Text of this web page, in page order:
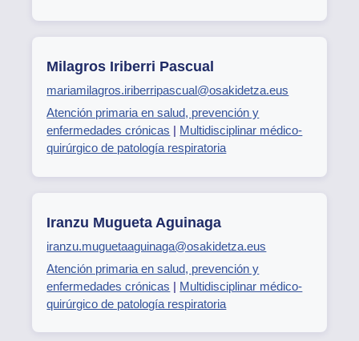
Milagros Iriberri Pascual
mariamilagros.iriberripascual@osakidetza.eus
Atención primaria en salud, prevención y
enfermedades crónicas | Multidisciplinar médico-
quirúrgico de patología respiratoria
Iranzu Mugueta Aguinaga
iranzu.muguetaaguinaga@osakidetza.eus
Atención primaria en salud, prevención y
enfermedades crónicas | Multidisciplinar médico-
quirúrgico de patología respiratoria